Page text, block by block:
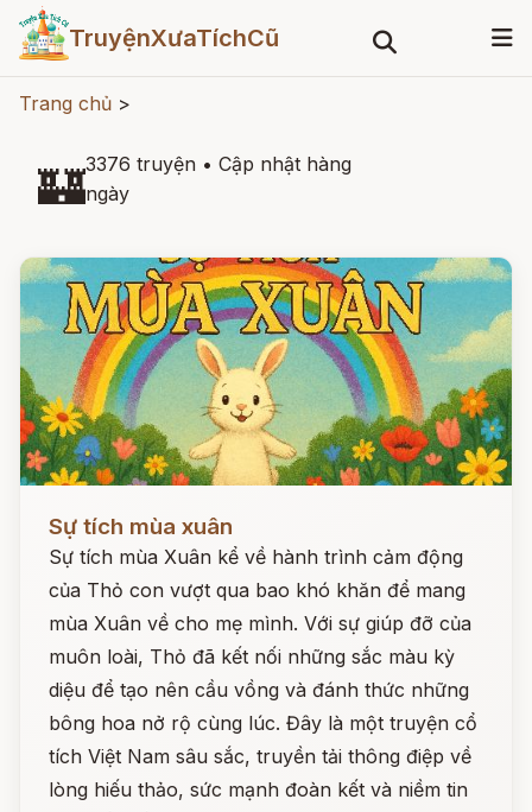
TruyệnXưaTíchCũ
Trang chủ >
🏰3376 truyện • Cập nhật hàng
ngày
Sự tích mùa xuân
Sự tích mùa Xuân kể về hành trình cảm động
của Thỏ con vượt qua bao khó khăn để mang
mùa Xuân về cho mẹ mình. Với sự giúp đỡ của
muôn loài, Thỏ đã kết nối những sắc màu kỳ
diệu để tạo nên cầu vồng và đánh thức những
bông hoa nở rộ cùng lúc. Đây là một truyện cổ
tích Việt Nam sâu sắc, truyền tải thông điệp về
lòng hiếu thảo, sức mạnh đoàn kết và niềm tin